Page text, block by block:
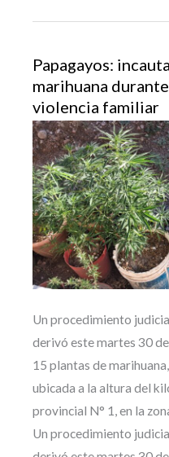
Papagayos:
marihuana
violencia familiar
Un procedimiento
derivó este martes 30
15 plantas de
ubicada a la altura del
provincial N° 1, en la
Un procedimiento